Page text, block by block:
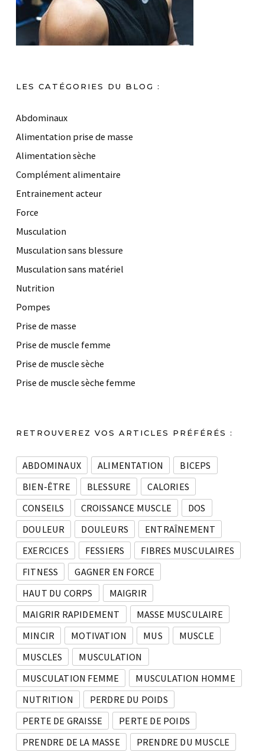
LES CATÉGORIES DU BLOG :
Abdominaux
Alimentation prise de masse
Alimentation sèche
Complément alimentaire
Entrainement acteur
Force
Musculation
Musculation sans blessure
Musculation sans matériel
Nutrition
Pompes
Prise de masse
Prise de muscle femme
Prise de muscle sèche
Prise de muscle sèche femme
RETROUVEREZ VOS ARTICLES PRÉFÉRÉS :
ABDOMINAUX ALIMENTATION
BICEPS
BIEN-ÊTRE
BLESSURE
CALORIES
CONSEILS
CROISSANCE MUSCLE
DOS
DOULEUR
DOULEURS
ENTRAÎNEMENT
EXERCICES
FESSIERS
FIBRES MUSCULAIRES
FITNESS
GAGNER EN FORCE
HAUT DU CORPS
MAIGRIR
MAIGRIR RAPIDEMENT
MASSE MUSCULAIRE
MINCIR
MOTIVATION MUS
MUSCLE
MUSCLES
MUSCULATION
MUSCULATION FEMME
MUSCULATION HOMME
NUTRITION
PERDRE DU POIDS
PERTE DE GRAISSE
PERTE DE POIDS
PRENDRE DE LA MASSE
PRENDRE DU MUSCLE